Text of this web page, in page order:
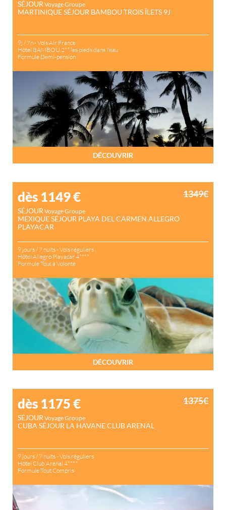
SÉJOUR Voyage Groupe
MARTINIQUE SÉJOUR BAMBOU TROIS ÎLETS 9J
9j / 7n - Vols Air France
Hôtel BAMBOU 2** les pieds dans l'eau
Formule Demi-pension
DÉCOUVRIR
dès 1149€
SÉJOUR Voyage Groupe
MEXIQUE SÉJOUR PLAYA DEL CARMEN ALLEGRO
PLAYACAR
9 jours / 7 nuits - Vols réguliers
Hôtel Allegro Playacar 4****
Formule Tout à Volonté
DÉCOUVRIR
1349€
dès 1175€
SÉJOUR Voyage Groupe
CUBA SÉJOUR LA HAVANE CLUB ARENAL
9 jours / 7 nuits - Vols réguliers
Hôtel Club Arenal 4****
Formule Tout Compris
1375€